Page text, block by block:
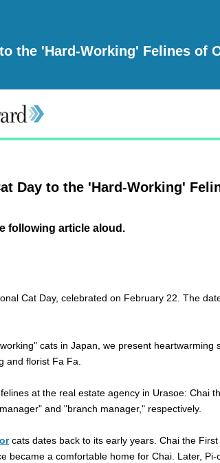
the 'Hard-Working' Felines of
Day to the 'Hard-Working'
following article aloud.
Cat Day, celebrated on February 22. The
cats in Japan, we present
and florist Fa Fa.
at the real estate agency in Urasoe: Chai
and "branch manager," respectively.
cats dates back to its early years. Chai the
became a comfortable home for Chai. Later,